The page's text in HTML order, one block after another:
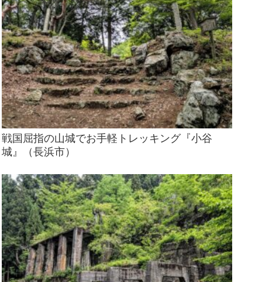
戦国屈指の山城でお手軽トレッキング『小谷
城』（長浜市）